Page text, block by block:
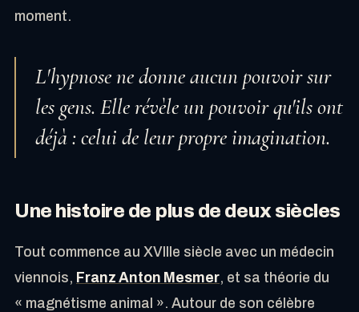
moment.
L'hypnose ne donne aucun pouvoir sur
les gens. Elle révèle un pouvoir qu'ils ont
déjà : celui de leur propre imagination.
Une histoire de plus de deux siècles
Tout commence au XVIIIe siècle avec un médecin
viennois, Franz Anton Mesmer, et sa théorie du
« magnétisme animal ». Autour de son célèbre